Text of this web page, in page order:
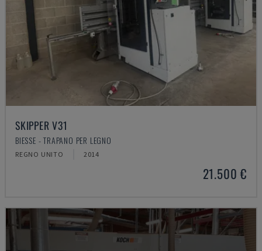
SKIPPER V31
BIESSE - TRAPANO PER LEGNO
REGNO UNITO 2014
21.500 €